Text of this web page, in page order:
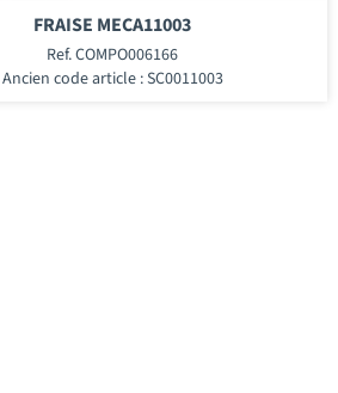
FRAISE MECA11003
Ref. COMPO006166
Ancien code article : SC0011003